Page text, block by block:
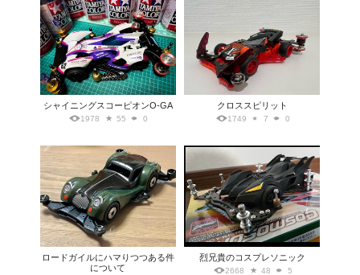
シャイニングスコーピオンO-GA
1978 55 0
クロススピリット
1749 7 0
ロードガイルにハマりつつある件
について
烈兄貴のコスプレソニック
2668 48 5